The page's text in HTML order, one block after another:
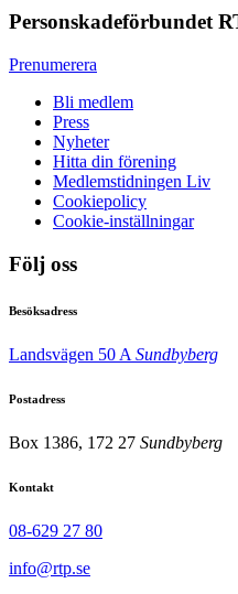
Personskadeförbundet
Prenumerera
Bli medlem
Press
Nyheter
Hitta din förening
Medlemstidningen Liv
Cookiepolicy
Cookie-inställningar
Följ oss
Besöksadress
Landsvägen 50 A Sundbyberg
Postadress
Box 1386, 172 27 Sundbyberg
Kontakt
08-629 27 80
info@rtp.se